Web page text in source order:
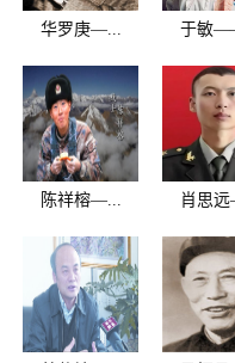
华罗庚—... 于敏
陈祥榕—... 肖思